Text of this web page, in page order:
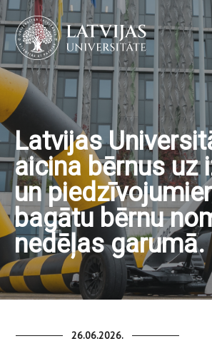
Latvijas
aicina bērnus uz
un
bagātu bērnu
nedēļas garumā.
26.06.2026.